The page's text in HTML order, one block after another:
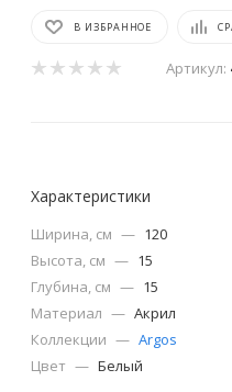
В ИЗБРАННОЕ
Артикул:
Характеристики
Ширина, см — 120
Высота, см — 15
Глубина, см — 15
Материал — Акрил
Коллекции — Argos
Цвет — Белый